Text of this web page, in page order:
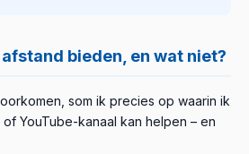
bieden, en wat niet?
som ik precies op waarin ik
YouTube-kanaal kan helpen – en